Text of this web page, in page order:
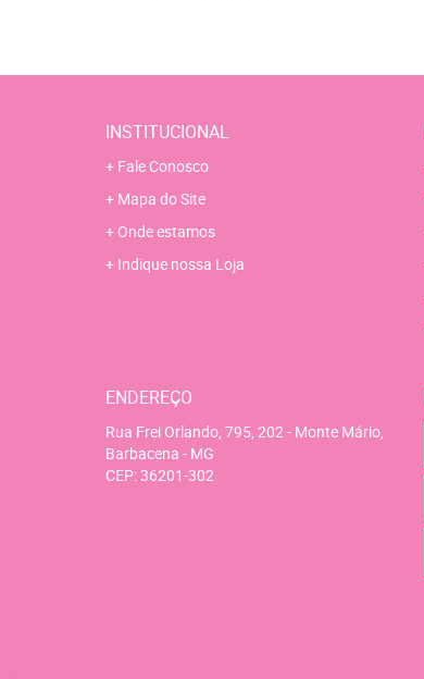
INSTITUCIONAL
Fale Conosco
Mapa do Site
Onde estamos
Indique nossa Loja
ENDEREÇO
Rua Frei Orlando, 795, 202- Monte Mário,
Barbacena - MG
CEP: 36201-302